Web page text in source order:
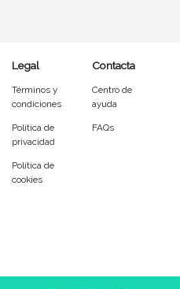
Manitas
Asistente
Legal
Términos y
condiciones
Política de
privacidad
Política de
cookies
Contacta
Centro de
ayuda
FAQs